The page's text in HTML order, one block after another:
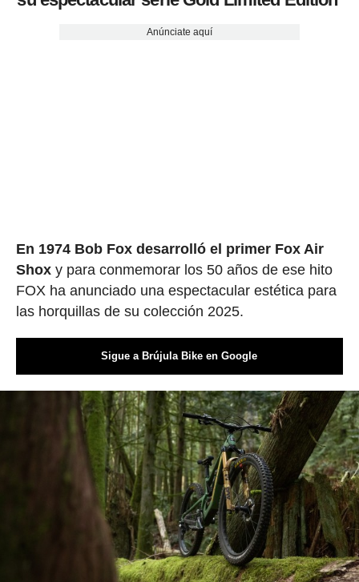
Anúnciate aquí
En 1974 Bob Fox desarrolló el primer Fox Air
Shoxy para conmemorar los 50 años de ese hito
FOX ha anunciado una espectacular estética para
las horquillas de su colección 2025.
Sigue a Brújula Bike en Google